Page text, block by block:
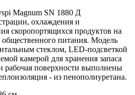
Magnum SN 1880 Д
охлаждения и
скоропортящихся продуктов на
питания. Модель
стеклом, LED-подсветкой
камерой для хранения запаса
рабочая поверхности выполнены
- из пенополиуретана.